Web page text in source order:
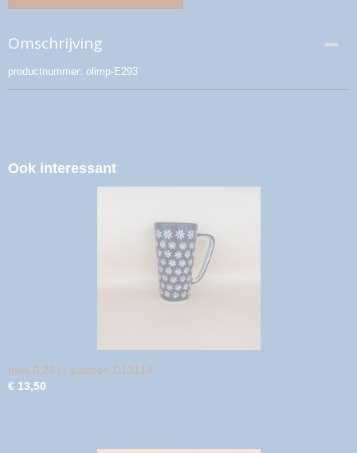
Omschrijving
productnummer: olimp-E293
Ook interessant
mok 0,25 l - patroon D1311A
€ 13,50